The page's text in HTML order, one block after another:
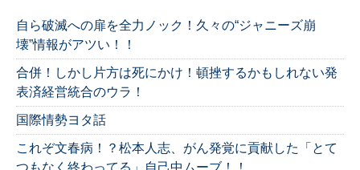
自ら破滅への扉を全力ノック！久々の“ジャニーズ崩
壊”情報がアツい！！
合併！しかし片方は死にかけ！頓挫するかもしれない発
表済経営統合のウラ！
国際情勢ヨタ話
これぞ文春病！？松本人志、がん発覚に貢献した「とて
つもなく終わってる」自己中ムーブ！！